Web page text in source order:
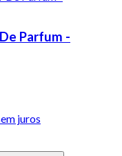
Parfum -
juros